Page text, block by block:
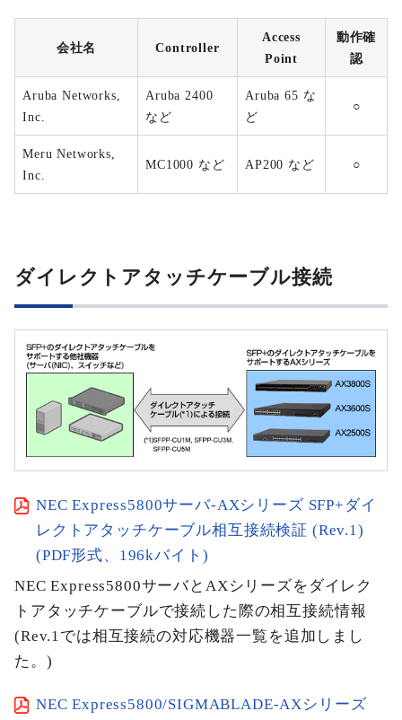
会社名 Controller
Access
Point
動作確
認
Aruba Networks,
Inc.
Aruba 2400
など
Aruba 65 な
ど
○
Meru Networks,
Inc.
MC1000 など AP200 など ○
ダイレクトアタッチケーブル接続
NEC Express5800サーバ-AXシリーズ SFP+ダイ
レクトアタッチケーブル相互接続検証 (Rev.1)
(PDF形式、196kバイト)
NEC Express5800サーバとAXシリーズをダイレク
トアタッチケーブルで接続した際の相互接続情報
(Rev.1では相互接続の対応機器一覧を追加しまし
た。)
NEC Express5800/SIGMABLADE-AXシリーズ